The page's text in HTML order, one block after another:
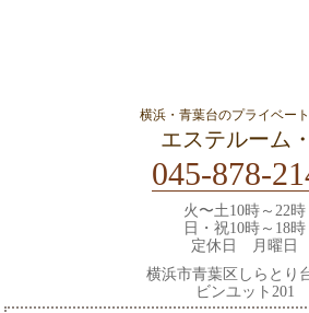
横浜・青葉台のプライベー
エステルーム
045-878-
火〜土10時～22時
日・祝10時～18時
定休日 月曜日
横浜市青葉区しらとり
ビンユット201